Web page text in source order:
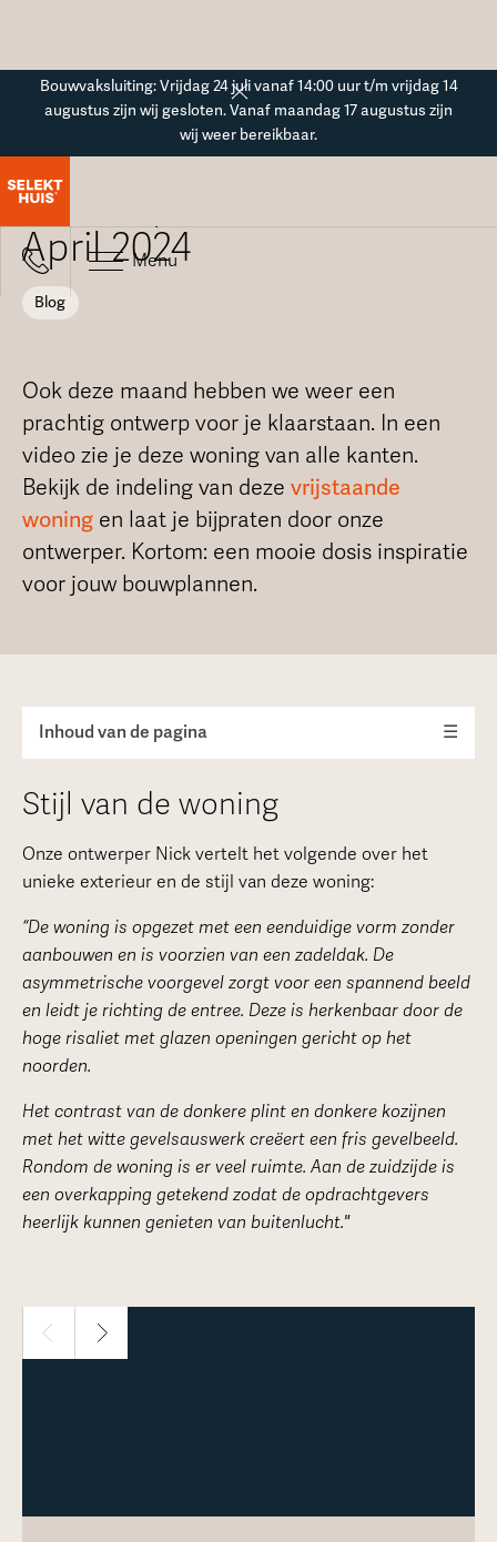
Bouwvaksluiting: Vrijdag 24 juli vanaf 14:00 uur t/m vrijdag 14
augustus zijn wij gesloten. Vanaf maandag 17 augustus zijn
wij weer bereikbaar.
Menu
Blogoverzicht
Ontwerp van de maand -
April 2024
Blog
Ook deze maand hebben we weer een
prachtig ontwerp voor je klaarstaan. In een
video zie je deze woning van alle kanten.
Bekijk de indeling van deze vrijstaande
woningen laat je bijpraten door onze
ontwerper. Kortom: een mooie dosis inspiratie
voor jouw bouwplannen.
Inhoud van de pagina ☰
Stijl van de woning
Onze ontwerper Nick vertelt het volgende over het
unieke exterieur en de stijl van deze woning:
“De woning is opgezet met een eenduidige vorm zonder
aanbouwen en is voorzien van een zadeldak. De
asymmetrische voorgevel zorgt voor een spannend beeld
en leidt je richting de entree. Deze is herkenbaar door de
hoge risaliet met glazen openingen gericht op het
noorden.
Het contrast van de donkere plint en donkere kozijnen
met het witte gevelsauswerk creëert een fris gevelbeeld.
Rondom de woning is er veel ruimte. Aan de zuidzijde is
een overkapping getekend zodat de opdrachtgevers
heerlijk kunnen genieten van buitenlucht."